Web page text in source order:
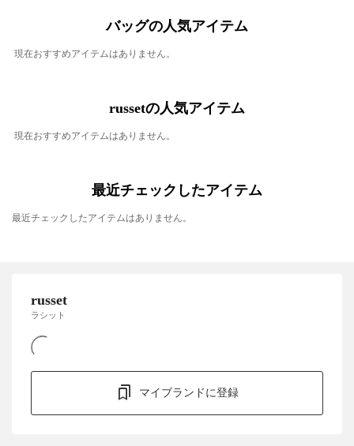
バッグの人気アイテム
現在おすすめアイテムはありません。
russetの人気アイテム
現在おすすめアイテムはありません。
最近チェックしたアイテム
最近チェックしたアイテムはありません。
russet
ラシット
マイブランドに登録